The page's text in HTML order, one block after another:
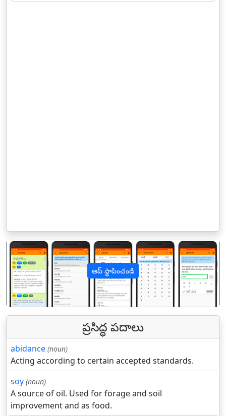
ఆప్ స్థాపించండి
पिछला
ప్రసిద్ధ పదాలు
abidance (noun)
Acting according to certain accepted standards.
soy (noun)
A source of oil. Used for forage and soil
improvement and as food.